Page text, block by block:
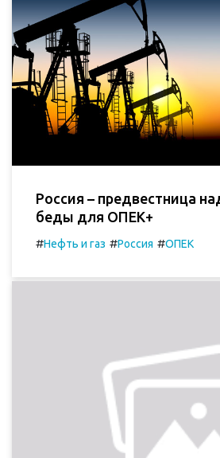
Россия – предвестница
беды для ОПЕК+
#Нефть и газ #Россия #ОПЕК